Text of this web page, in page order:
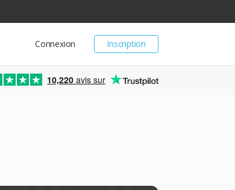
Inscription
Connexion
10,220 avis sur